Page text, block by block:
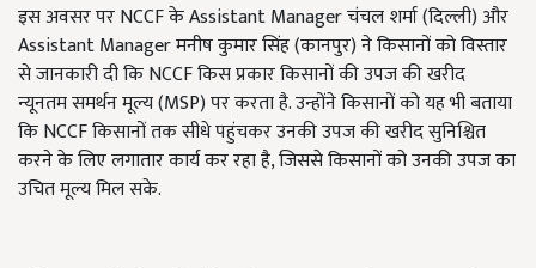
इस अवसर पर NCCF के Assistant Manager चंचल शर्मा (दिल्ली) और
Assistant Manager मनीष कुमार सिंह (कानपुर) ने किसानों को विस्तार
से जानकारी दी कि NCCF किस प्रकार किसानों की उपज की खरीद
न्यूनतम समर्थन मूल्य (MSP) पर करता है. उन्होंने किसानों को यह भी बताया
कि NCCF किसानों तक सीधे पहुंचकर उनकी उपज की खरीद सुनिश्चित
करने के लिए लगातार कार्य कर रहा है, जिससे किसानों को उनकी उपज का
उचित मूल्य मिल सके.